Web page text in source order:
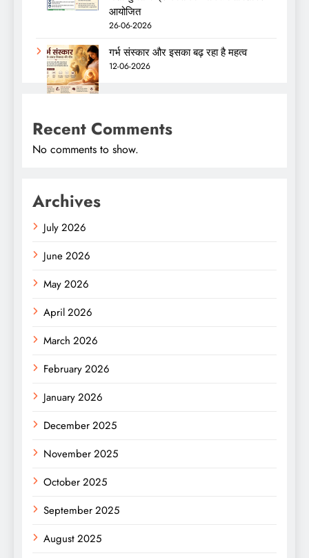
आयोजित
26-06-2026
गर्भ संस्कार और इसका बढ़ रहा है महत्व
12-06-2026
Recent Comments
No comments to show.
Archives
July 2026
June 2026
May 2026
April 2026
March 2026
February 2026
January 2026
December 2025
November 2025
October 2025
September 2025
August 2025